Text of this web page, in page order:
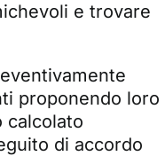
e trovare
proponendo loro
calcolato
di accordo